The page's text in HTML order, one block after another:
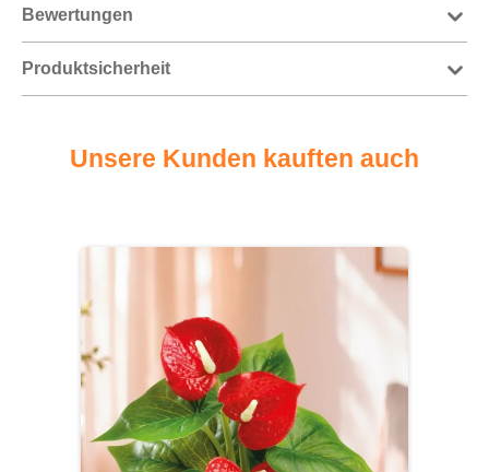
Bewertungen
Produktsicherheit
Unsere Kunden kauften auch
Produktgalerie überspringen